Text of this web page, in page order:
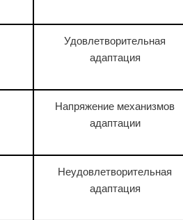
Удовлетворительная
адаптация
Напряжение механизмов
адаптации
Неудовлетворительная
адаптация